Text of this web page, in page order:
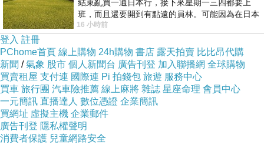
結束亂買一通日本行，接下來星期一三四都要上
班，而且還要開到有點遠的員林。可能因為在日本
花不少錢，星期一出門上班時，心裡沒有一
16 小時前
登入 註冊
PChome首頁 線上購物 24h購物 書店 露天拍賣 比比昂代購
新聞 /氣象 股市 個人新聞台 廣告刊登 加入聯播網 全球購物
買賣租屋 支付連 國際連 Pi 拍錢包 旅遊 服務中心
買車 旅行團 汽車險推薦 線上麻將 雜誌 星座命理 會員中心
一元簡訊 直播達人 數位憑證 企業簡訊
買網址 虛擬主機 企業郵件
廣告刊登 隱私權聲明
消費者保護 兒童網路安全